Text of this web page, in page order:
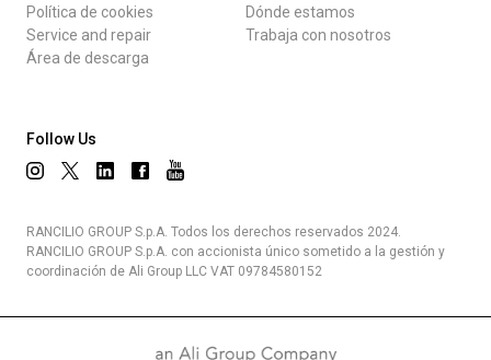
Política de cookies
Service and repair
Área de descarga
Dónde estamos
Trabaja con nosotros
Follow Us
RANCILIO GROUP S.p.A. Todos los derechos reservados 2024.
RANCILIO GROUP S.p.A. con accionista único sometido a la gestión y
coordinación de Ali Group LLC VAT 09784580152